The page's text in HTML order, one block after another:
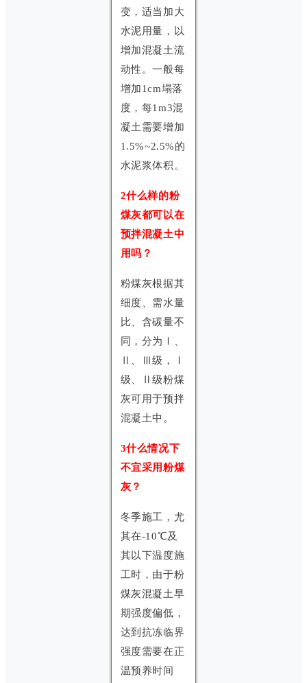
变，适当加大
水泥用量，以
增加混凝土流
动性。一般每
增加1cm塌落
度，每1m3混
凝土需要增加
1.5%~2.5%的
水泥浆体积。
2什么样的粉
煤灰都可以在
预拌混凝土中
用吗？
粉煤灰根据其
细度、需水量
比、含碳量不
同，分为Ⅰ、
Ⅱ、Ⅲ级，Ⅰ
级、Ⅱ级粉煤
灰可用于预拌
混凝土中。
3什么情况下
不宜采用粉煤
灰？
冬季施工，尤
其在-10℃及
其以下温度施
工时，由于粉
煤灰混凝土早
期强度偏低，
达到抗冻临界
强度需要在正
温预养时间